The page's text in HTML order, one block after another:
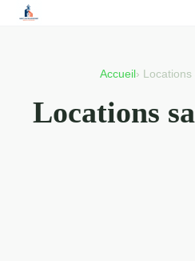
Accueil ›
Locations